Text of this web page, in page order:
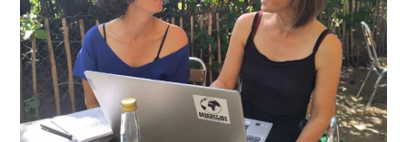
de
soutenabilité :
entretien
avec
Shékina
Rochat